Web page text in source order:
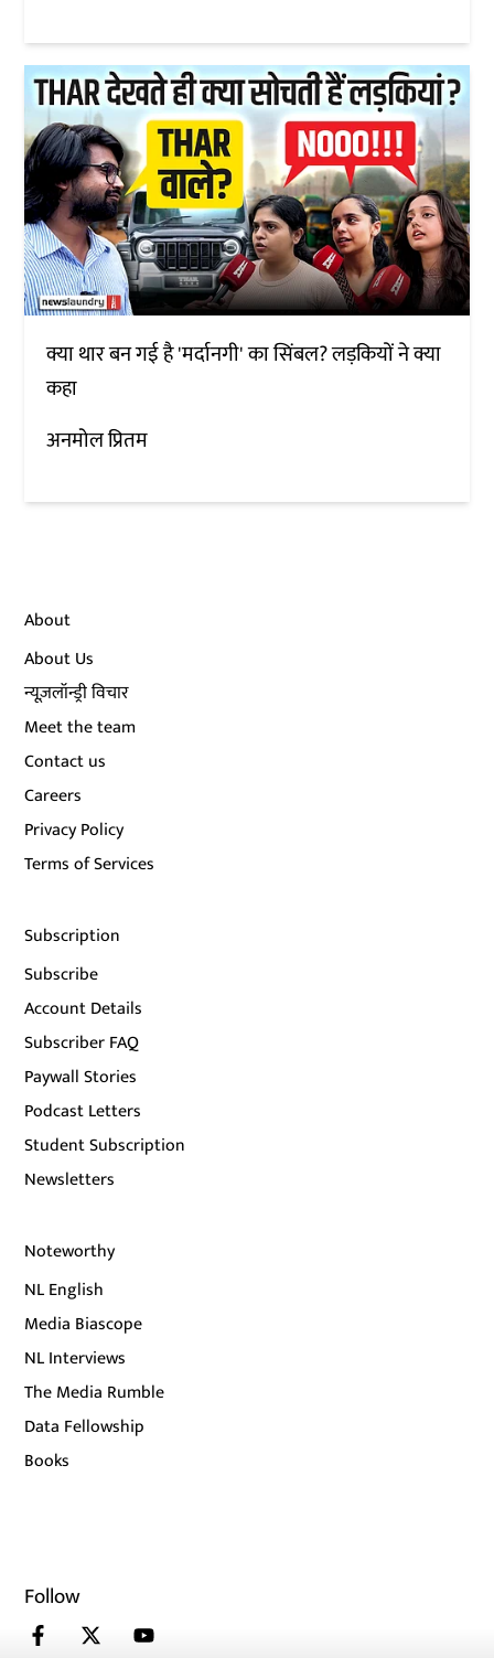
क्या थार बन गई है 'मर्दानगी' का सिंबल? लड़कियों ने क्या
कहा
अनमोल प्रितम
About
About Us
न्यूज़लॉन्ड्री विचार
Meet the team
Contact us
Careers
Privacy Policy
Terms of Services
Subscription
Subscribe
Account Details
Subscriber FAQ
Paywall Stories
Podcast Letters
Student Subscription
Newsletters
Noteworthy
NL English
Media Biascope
NL Interviews
The Media Rumble
Data Fellowship
Books
Follow